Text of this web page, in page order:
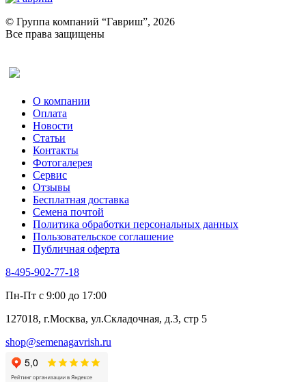
Ревень
Рукола
Рута
Тмин
Трава для чая
Туласи
Укроп
Фенхель пряный
Хризантема овощная
Цикорий пряный
Цикорий салатный (Витлуф)
Черемша
Шпинат
Щавель
Эндивий
Эстрагон
Алтей
Бессмертник
Валериана
Валерианелла
Гибискус лекарственный
Девясил
Душица
© Группа компаний “Гавриш”, 2026
Все права защищены
О компании
Оплата
Новости
Статьи
Контакты
Фотогалерея​
Сервис
Отзывы
Бесплатная доставка
Семена почтой
Политика обработки персональных данных
Пользовательское соглашение
Публичная оферта
8-495-902-77-18
Пн-Пт с 9:00 до 17:00
127018, г.Москва, ул.Складочная, д.3, стр 5
shop@semenagavrish.ru